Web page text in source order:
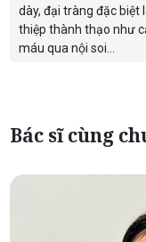
dày, đại tràng đặc biệt
thiệp thành thạo như
máu qua nội soi…
Bác sĩ cùng